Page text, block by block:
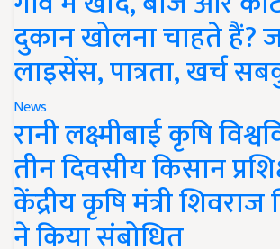
दुकान खोलना चाहते हैं?
लाइसेंस, पात्रता, खर्च
News
रानी लक्ष्मीबाई कृषि
तीन दिवसीय किसान
केंद्रीय कृषि मंत्री
ने किया संबोधित